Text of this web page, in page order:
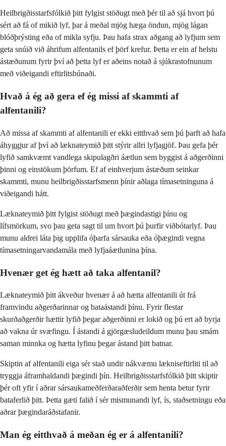
Heilbrigðisstarfsfólkið þitt fylgist stöðugt með þér til að sjá hvort þú
sért að fá of mikið lyf, þar á meðal mjög hæga öndun, mjög lágan
blóðþrýsting eða of mikla syfju. Þau hafa strax aðgang að lyfjum sem
geta snúið við áhrifum alfentanils ef þörf krefur. Þetta er ein af helstu
ástæðunum fyrir því að þetta lyf er aðeins notað á sjúkrastofnunum
með viðeigandi eftirlitsbúnaði.
Hvað á ég að gera ef ég missi af skammti af
alfentanili?
Að missa af skammti af alfentanili er ekki eitthvað sem þú þarft að hafa
áhyggjur af því að læknateymið þitt stýrir allri lyfjagjöf. Þau gefa þér
lyfið samkvæmt vandlega skipulagðri áætlun sem byggist á aðgerðinni
þinni og einstökum þörfum. Ef af einhverjum ástæðum seinkar
skammti, munu heilbrigðisstarfsmenn þínir aðlaga tímasetninguna á
viðeigandi hátt.
Læknateymið þitt fylgist stöðugt með þægindastigi þínu og
lífsmörkum, svo þau geta sagt til um hvort þú þurfir viðbótarlyf. Þau
munu aldrei láta þig upplifa óþarfa sársauka eða óþægindi vegna
tímasetningarvandamála með lyfjaáætlunina þína.
Hvenær get ég hætt að taka alfentanil?
Læknateymið þitt ákveður hvenær á að hætta alfentanili út frá
framvindu aðgerðarinnar og bataástandi þínu. Fyrir flestar
skurðaðgerðir hættir lyfið þegar aðgerðinni er lokið og þú ert að byrja
að vakna úr svæfingu. Í ástandi á gjörgæsludeildum munu þau smám
saman minnka og hætta lyfinu þegar ástand þitt batnar.
Skiptin af alfentanili eiga sér stað undir nákvæmu lækniseftirliti til að
tryggja áframhaldandi þægindi þín. Heilbrigðisstarfsfólkið þitt skiptir
þér oft yfir í aðrar sársaukameðferðaraðferðir sem henta betur fyrir
bataferlið þitt. Þetta gæti falið í sér mismunandi lyf, ís, staðsetningu eða
aðrar þægindaráðstafanir.
Man ég eitthvað á meðan ég er á alfentanili?